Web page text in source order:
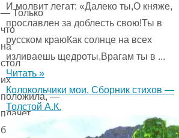
— Только
что
на
стол
их
положила, —
плачет
бабушка. —
И молвит легат: «Далеко ты,О княже,
прославлен за доблесть свою!Ты в
русском краюКак солнце на всех
изливаешь щедроты,Врагам ты в ...
Читать »
Колокольчики мои. Сборник стихов —
Толстой А.К.